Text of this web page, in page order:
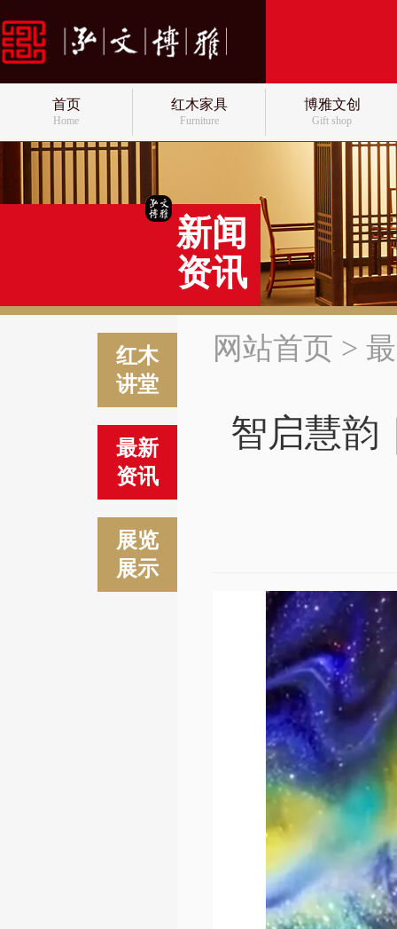
首页
Home
红木家具
Furniture
博雅文创
Gift shop
新闻
资讯
红木
讲堂
最新
资讯
展览
展示
网站首页 >
智启慧韵